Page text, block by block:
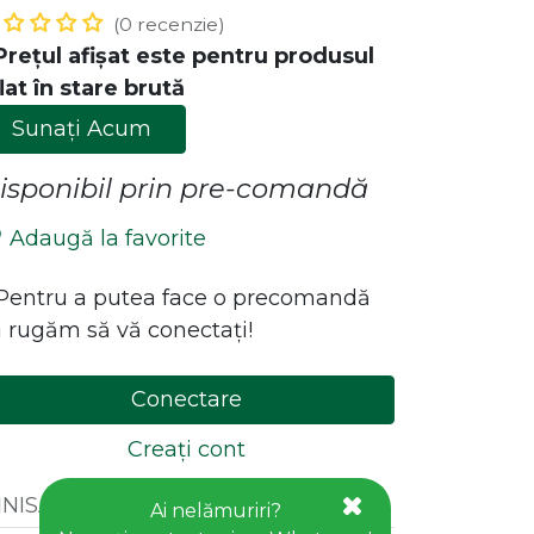
(0 recenzie)
afișat este pentru produsul
în stare brută
Sunați Acum
prin pre-comandă
Adaugă la favorite
a putea face o precomandă
rugăm să vă conectați!
Conectare
Creați cont
BRUT,NATUR,CRUD
legătura cu noi!
Contact
office@goldhouseconcept.ro
+40722600666
Ai nelămuriri?